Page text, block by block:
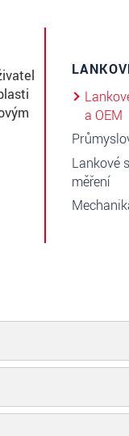
a OEM
Lankové
měření